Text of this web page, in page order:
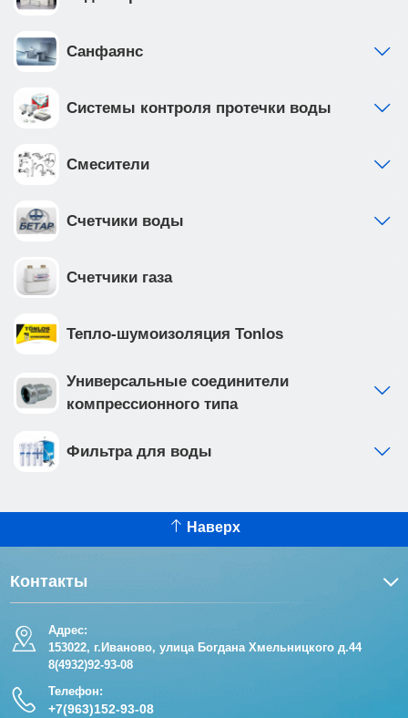
спокойствие и комфорт в вашем доме на долгие
годы вперед.
Санфаянс
Системы контроля протечки воды
Смесители
Счетчики воды
Счетчики газа
Тепло-шумоизоляция Tonlos
Универсальные соединители
компрессионного типа
Фильтра для воды
Наверх
Контакты
Адрес:
153022, г.Иваново, улица Богдана Хмельницкого д.44
8(4932)92-93-08
Телефон:
+7(963)152-93-08